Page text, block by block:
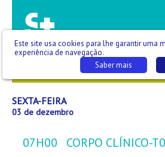
SEX 03
SEXTA-FEIRA
03 de dezembro
07H00 CORPO CLÍNICO-
Este site usa cookies para lhe garantir uma
experiência de navegação.
Saber mais